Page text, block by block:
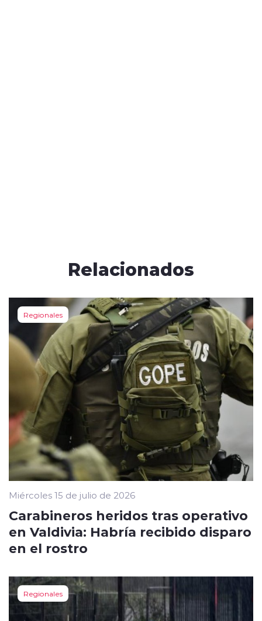
Relacionados
Regionales
Miércoles 15 de julio de 2026
Carabineros heridos tras operativo
en Valdivia: Habría recibido disparo
en el rostro
Regionales